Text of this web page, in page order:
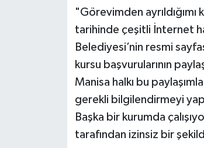
"Görevimden
tarihinde çeşitli İnternet
Belediyesi’nin resmi
kursu başvurularının
Manisa halkı bu
gerekli bilgilendirmeyi
Başka bir kurumda
tarafından izinsiz bir